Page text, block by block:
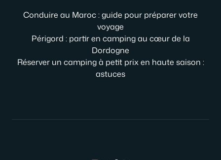
Conduire au Maroc : guide pour préparer votre
voyage
Périgord : partir en camping au cœur de la
Dordogne
Réserver un camping à petit prix en haute saison :
astuces